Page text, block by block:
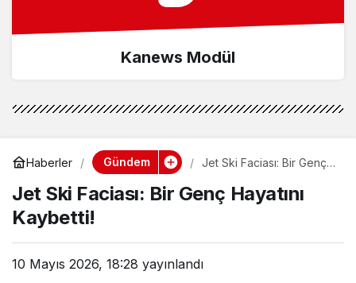
Kanews Modül
Haberler Gündem
Jet Ski Faciası: Bir Genç
Jet Ski Faciası: Bir Genç Hayatını
Kaybetti!
10 Mayıs 2026, 18:28 yayınlandı